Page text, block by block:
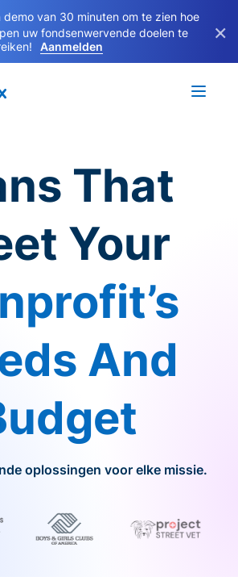
demo van 30 minuten om te zien hoe
uw fondsenwervende doelen te
Aanmelden
×
That
Your
And
oplossingen voor elke missie.